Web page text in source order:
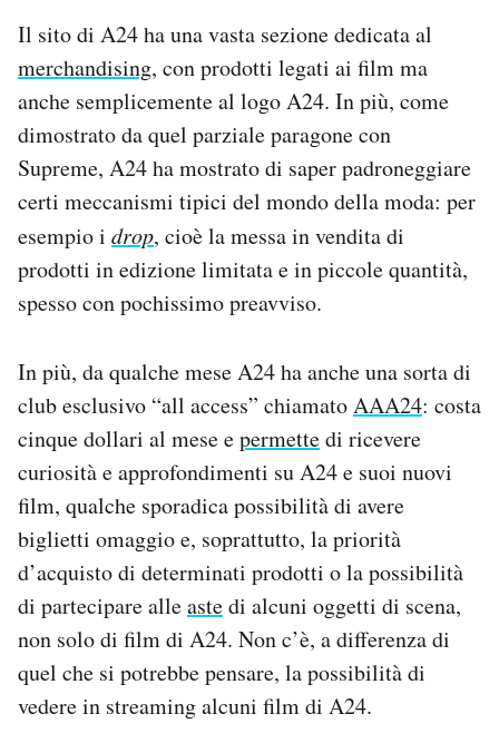
Il sito di A24 ha una vasta sezione dedicata al
merchandising, con prodotti legati ai film ma
anche semplicemente al logo A24. In più, come
dimostrato da quel parziale paragone con
Supreme, A24 ha mostrato di saper padroneggiare
certi meccanismi tipici del mondo della moda: per
esempio i drop, cioè la messa in vendita di
prodotti in edizione limitata e in piccole quantità,
spesso con pochissimo preavviso.
In più, da qualche mese A24 ha anche una sorta di
club esclusivo “all access” chiamatoAAA24: costa
cinque dollari al mese epermettedi ricevere
curiosità e approfondimenti su A24 e suoi nuovi
film, qualche sporadica possibilità di avere
biglietti omaggio e, soprattutto, la priorità
d’acquisto di determinati prodotti o la possibilità
di partecipare alleastedi alcuni oggetti di scena,
non solo di film di A24. Non c’è, a differenza di
quel che si potrebbe pensare, la possibilità di
vedere in streaming alcuni film di A24.